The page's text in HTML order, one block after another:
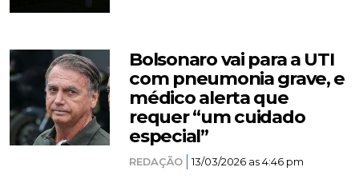
Bolsonaro vai para a UTI
com pneumonia grave, e
médico alerta que
requer “um cuidado
especial”
REDAÇÃO 13/03/2026 as 4:46 pm